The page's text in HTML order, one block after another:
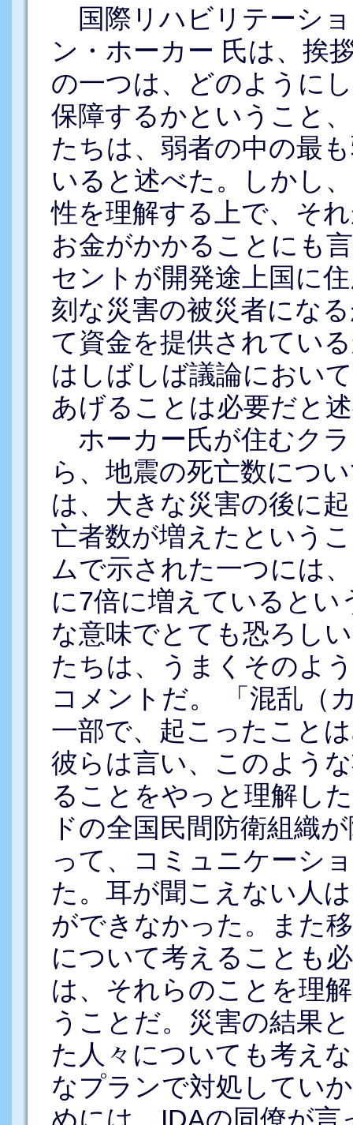
国際リハビリテーシ
ン・ホーカー 氏は、挨
の一つは、どのように
保障するかということ
たちは、弱者の中の最
いると述べた。しかし
性を理解する上で、そ
お金がかかることにも
セントが開発途上国に
刻な災害の被災者にな
て資金を提供されてい
はしばしば議論におい
あげることは必要だと
ホーカー氏が住むク
ら、地震の死亡数につ
は、大きな災害の後に
亡者数が増えたという
ムで示された一つには
に7倍に増えていると
な意味でとても恐ろし
たちは、うまくそのよ
コメントだ。 「混乱（
一部で、起こったこと
彼らは言い、このよう
ることをやっと理解し
ドの全国民間防衛組織
って、コミュニケーシ
た。耳が聞こえない人
ができなかった。また
について考えることも
は、それらのことを理
うことだ。災害の結果
た人々についても考え
なプランで対処してい
めには、IDAの同僚が